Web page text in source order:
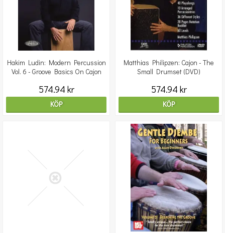
Hakim Ludin: Modern Percussion
Vol. 6 - Groove Basics On Cajon
574.94 kr
KÖP
Matthias Philipzen: Cajon - The
Small Drumset (DVD)
574.94 kr
KÖP